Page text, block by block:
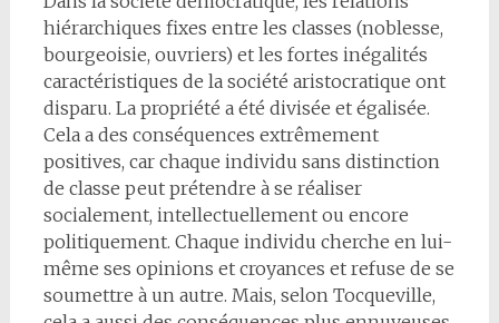
hiérarchiques fixes entre les classes (noblesse,
bourgeoisie, ouvriers) et les fortes inégalités
caractéristiques de la société aristocratique ont
disparu. La propriété a été divisée et égalisée.
Cela a des conséquences extrêmement
positives, car chaque individu sans distinction
de classe peut prétendre à se réaliser
socialement, intellectuellement ou encore
politiquement. Chaque individu cherche en lui-
même ses opinions et croyances et refuse de se
soumettre à un autre. Mais, selon Tocqueville,